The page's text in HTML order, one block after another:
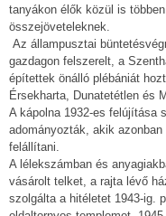
tanyákon élők közül is
összejöveteleknek.
Az állampusztai
gazdagon felszerelt, a
építettek önálló plébániát
Érsekharta, Dunatetétlen és
A kápolna 1932-es felújítása
adományozták, akik
felállítani.
A lélekszámban és
vásárolt telket, a rajta lévő
szolgálta a hitéletet 1943-ig.